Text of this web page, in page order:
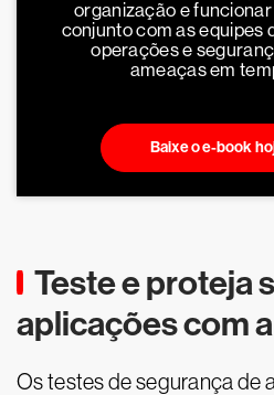
organização e
conjunto com as equipes
operações e
ameaças em
Baixe o e-book
Teste e proteja
aplicações com
Os testes de segurança de